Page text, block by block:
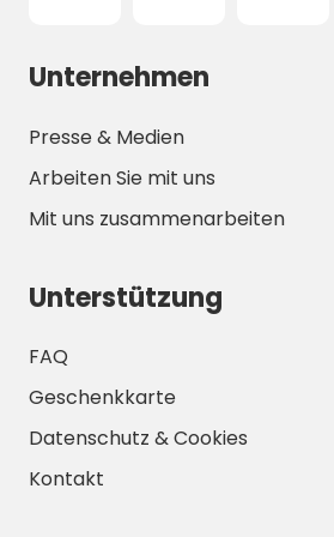
Unternehmen
Presse & Medien
Arbeiten Sie mit uns
Mit uns zusammenarbeiten
Unterstützung
FAQ
Geschenkkarte
Datenschutz & Cookies
Kontakt